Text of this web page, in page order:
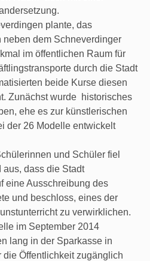
plante, das
neben dem Schneverdinger
im öffentlichen Raum für
durch die Stadt
beide Kurse diesen
Zunächst wurde historisches
ehe es zur künstlerischen
der 26 Modelle entwickelt
und Schüler fiel
aus, dass die Stadt
eine Ausschreibung des
und beschloss, eines der
zu verwirklichen.
im September 2014
lang in der Sparkasse in
die Öffentlichkeit zugänglich